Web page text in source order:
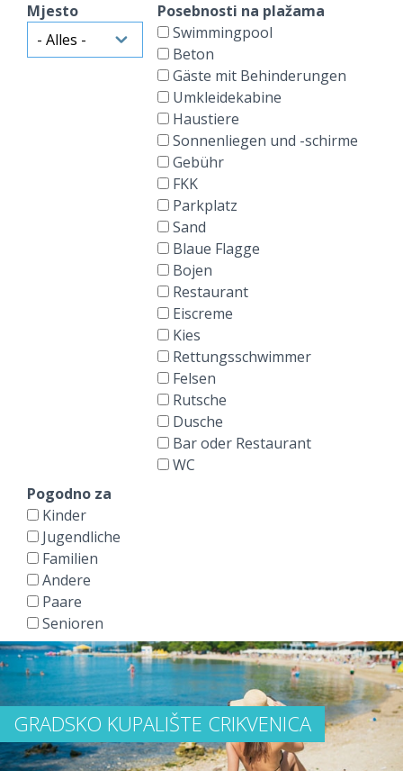
Mjesto
Posebnosti na plažama
Swimmingpool
Beton
Gäste mit Behinderungen
Umkleidekabine
Haustiere
Sonnenliegen und -schirme
Gebühr
FKK
Parkplatz
Sand
Blaue Flagge
Bojen
Restaurant
Eiscreme
Kies
Rettungsschwimmer
Felsen
Rutsche
Dusche
Bar oder Restaurant
WC
Pogodno za
Kinder
Jugendliche
Familien
Andere
Paare
Senioren
GRADSKO KUPALIŠTE CRIKVENICA